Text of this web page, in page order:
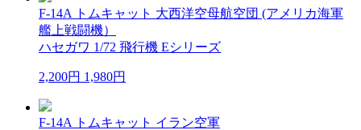
F-14A トムキャット 大西洋空母航空団 (アメリカ海軍
艦上戦闘機）
ハセガワ 1/72 飛行機 Eシリーズ
2,200円 1,980円
F-14A トムキャット イラン空軍